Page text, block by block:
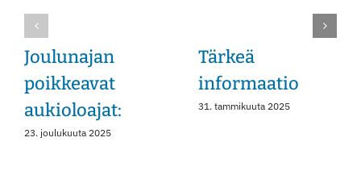
Joulunajan
poikkeavat
aukioloajat:
23. joulukuuta 2025
Tärkeä
informaatio
31. tammikuuta 2025